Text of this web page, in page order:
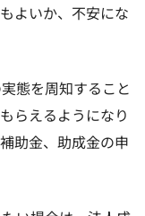
よいか、不安にな
態を周知すること
らえるようになり
助金、助成金の申